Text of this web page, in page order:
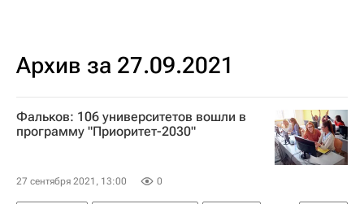
Архив за 27.09.2021
Фальков: 106 университетов вошли в
программу "Приоритет-2030"
27 сентября 2021, 13:00 0